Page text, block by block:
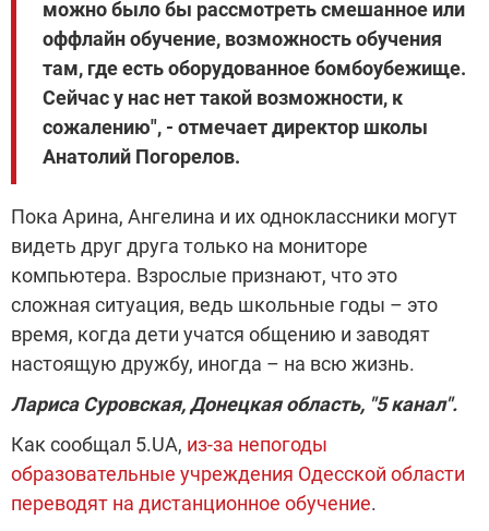
можно было бы рассмотреть смешанное или
оффлайн обучение, возможность обучения
там, где есть оборудованное бомбоубежище.
Сейчас у нас нет такой возможности, к
сожалению", - отмечает директор школы
Анатолий Погорелов.
Пока Арина, Ангелина и их одноклассники могут
видеть друг друга только на мониторе
компьютера. Взрослые признают, что это
сложная ситуация, ведь школьные годы – это
время, когда дети учатся общению и заводят
настоящую дружбу, иногда – на всю жизнь.
Лариса Суровская, Донецкая область, "5 канал".
Как сообщал 5.UA, из-за непогоды
образовательные учреждения Одесской области
переводят на дистанционное обучение.